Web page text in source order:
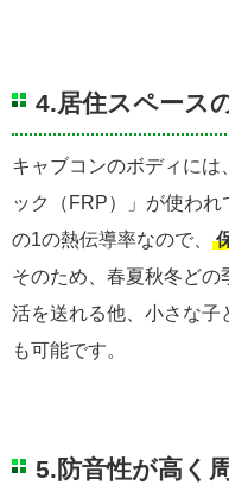
4.居住スペース
キャブコンのボディには
ック（FRP）」が使わ
の1の熱伝導率なので、
そのため、春夏秋冬どの
活を送れる他、小さな子
も可能です。
5.防音性が高く